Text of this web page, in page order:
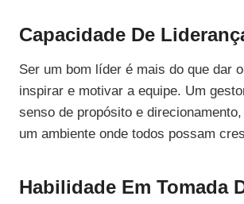
Capacidade De
Ser um bom líder é mais do que dar
inspirar e motivar a equipe. Um
senso de propósito e
um ambiente onde todos possam
Habilidade Em Tomada